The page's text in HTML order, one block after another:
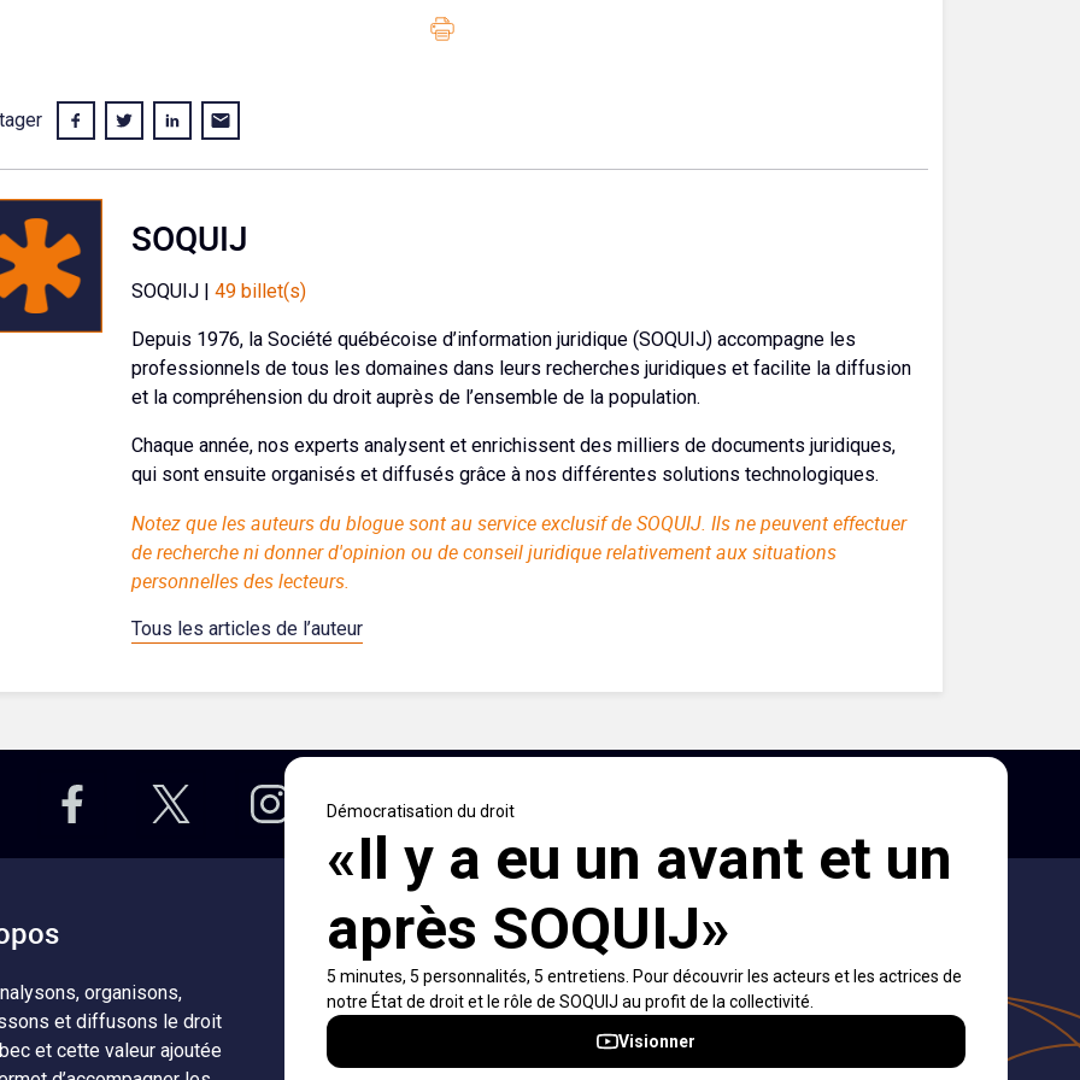
SOQUIJ
SOQUIJ |49 billet(s)
Depuis 1976, la Société québécoise d’information juridique (SOQUIJ) accompagne les
professionnels de tous les domaines dans leurs recherches juridiques et facilite la diffusion
et la compréhension du droit auprès de l’ensemble de la population.
Chaque année, nos experts analysent et enrichissent des milliers de documents juridiques,
qui sont ensuite organisés et diffusés grâce à nos différentes solutions technologiques.
Notez que les auteurs du blogue sont au service exclusif de SOQUIJ. Ils ne peuvent effectuer
de recherche ni donner d'opinion ou de conseil juridique relativement aux situations
personnelles des lecteurs.
Tous les articles de l’auteur
organisons,
et diffusons le droit
et cette valeur ajoutée
Accès rapides
À propos
Notifications et
fils RSS
Nouvelles